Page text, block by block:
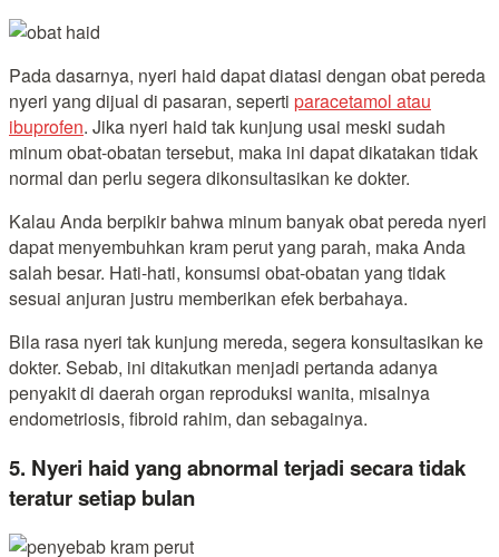
Pada dasarnya, nyeri haid dapat diatasi dengan obat pereda
nyeri yang dijual di pasaran, seperti paracetamol atau
ibuprofen. Jika nyeri haid tak kunjung usai meski sudah
minum obat-obatan tersebut, maka ini dapat dikatakan tidak
normal dan perlu segera dikonsultasikan ke dokter.
Kalau Anda berpikir bahwa minum banyak obat pereda nyeri
dapat menyembuhkan kram perut yang parah, maka Anda
salah besar. Hati-hati, konsumsi obat-obatan yang tidak
sesuai anjuran justru memberikan efek berbahaya.
Bila rasa nyeri tak kunjung mereda, segera konsultasikan ke
dokter. Sebab, ini ditakutkan menjadi pertanda adanya
penyakit di daerah organ reproduksi wanita, misalnya
endometriosis, fibroid rahim, dan sebagainya.
5. Nyeri haid yang abnormal terjadi secara tidak
teratur setiap bulan